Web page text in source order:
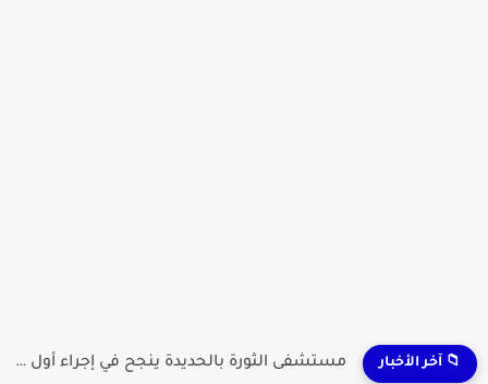
📁 آخر الأخبار مستشفى الثورة بالحديدة ينجح في إجراء أول عملية لاستئصال...